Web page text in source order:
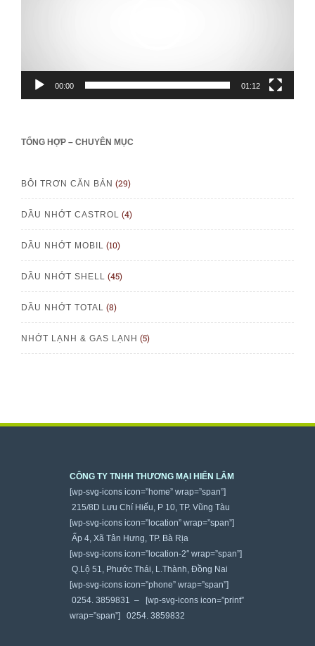
00:00 01:12
TỔNG HỢP – CHUYÊN MỤC
BÔI TRƠN CĂN BẢN (29)
DẦU NHỚT CASTROL (4)
DẦU NHỚT MOBIL (10)
DẦU NHỚT SHELL (45)
DẦU NHỚT TOTAL (8)
NHỚT LẠNH & GAS LẠNH (5)
CÔNG TY TNHH THƯƠNG MẠI HIỂN LÂM
[wp-svg-icons icon=”home” wrap=”span”]
215/8D Lưu Chí Hiếu, P 10, TP. Vũng Tàu
[wp-svg-icons icon=”location” wrap=”span”]
Ấp 4, Xã Tân Hưng, TP. Bà Rịa
[wp-svg-icons icon=”location-2″ wrap=”span”]
Q.Lộ 51, Phước Thái, L.Thành, Đồng Nai
[wp-svg-icons icon=”phone” wrap=”span”]
0254. 3859831 – [wp-svg-icons icon=”print”
wrap=”span”] 0254. 3859832